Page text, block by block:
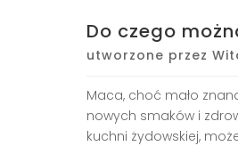
Do czego
utworzone przez
Maca, choć mało
nowych smaków i
kuchni żydowskiej,